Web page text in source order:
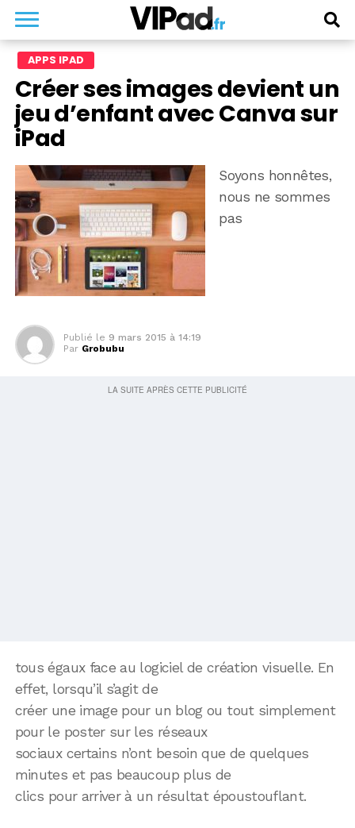
APPS IPAD
Créer ses images devient un
jeu d’enfant avec Canva sur
iPad
Soyons honnêtes,
nous ne sommes
pas
Publié le 9 mars 2015 à 14:19
Par Grobubu
tous égaux face au logiciel de création visuelle. En
effet, lorsqu’il s’agit de
créer une image pour un blog ou tout simplement
pour le poster sur les réseaux
sociaux certains n’ont besoin que de quelques
minutes et pas beaucoup plus de
clics pour arriver à un résultat époustouflant.